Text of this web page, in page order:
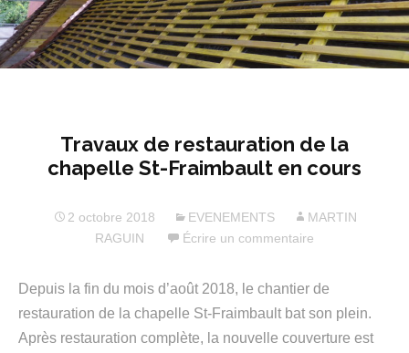
Travaux de restauration de la
chapelle St-Fraimbault en cours
2 octobre 2018 EVENEMENTS
MARTIN
RAGUIN
Écrire un commentaire
Depuis la fin du mois d’août 2018, le chantier de
restauration de la chapelle St-Fraimbault bat son plein.
Après restauration complète, la nouvelle couverture est